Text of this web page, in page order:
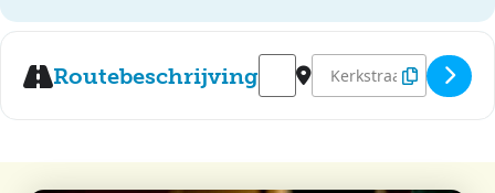
Routebeschrijving
Address - Optreden Popkoor
Destination Address -